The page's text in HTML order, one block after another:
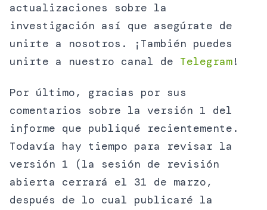
actualizaciones sobre la
investigación así que asegúrate de
unirte a nosotros. ¡También puedes
unirte a nuestro canal de Telegram!
Por último, gracias por sus
comentarios sobre la versión 1 del
informe que publiqué recientemente.
Todavía hay tiempo para revisar la
versión 1 (la sesión de revisión
abierta cerrará el 31 de marzo,
después de lo cual publicaré la